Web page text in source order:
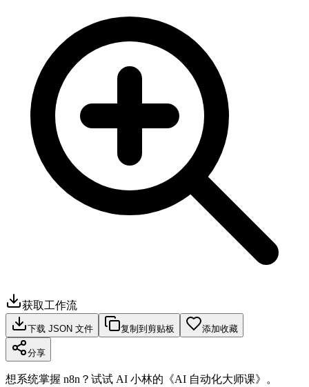
获取工作流
下载 JSON 文件 复制到剪贴板 添加收藏
分享
想系统掌握 n8n？试试 AI 小林的《AI 自动化大师课》。